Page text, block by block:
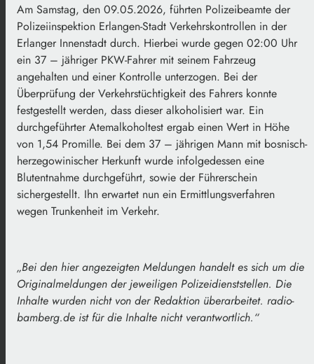
Am Samstag, den 09.05.2026, führten Polizeibeamte der
Polizeiinspektion Erlangen-Stadt Verkehrskontrollen in der
Erlanger Innenstadt durch. Hierbei wurde gegen 02:00 Uhr
ein 37 – jähriger PKW-Fahrer mit seinem Fahrzeug
angehalten und einer Kontrolle unterzogen. Bei der
Überprüfung der Verkehrstüchtigkeit des Fahrers konnte
festgestellt werden, dass dieser alkoholisiert war. Ein
durchgeführter Atemalkoholtest ergab einen Wert in Höhe
von 1,54 Promille. Bei dem 37 – jährigen Mann mit bosnisch-
herzegowinischer Herkunft wurde infolgedessen eine
Blutentnahme durchgeführt, sowie der Führerschein
sichergestellt. Ihn erwartet nun ein Ermittlungsverfahren
wegen Trunkenheit im Verkehr.
„Bei den hier angezeigten Meldungen handelt es sich um die
Originalmeldungen der jeweiligen Polizeidienststellen. Die
Inhalte wurden nicht von der Redaktion überarbeitet. radio-
bamberg.de ist für die Inhalte nicht verantwortlich.“